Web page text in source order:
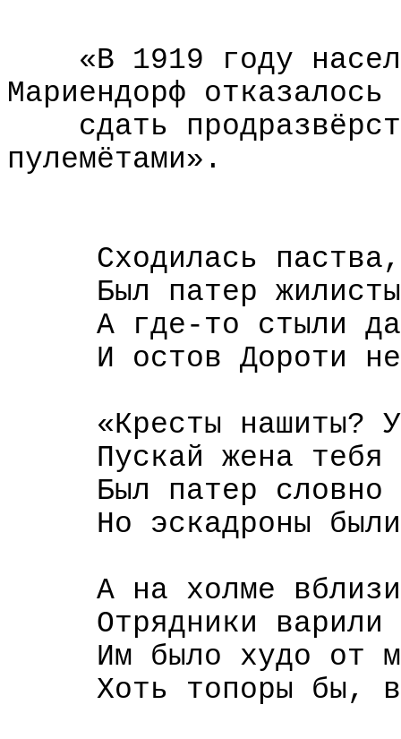
«В 1919 году
Мариендорф отказалось
сдать
пулемётами».
Сходилась
Был патер
А где-то стыли
И остов Дороти
«Кресты нашиты?
Пускай жена
Был патер
Но эскадроны
А на холме
Отрядники
Им было худо от
Хоть топоры бы,